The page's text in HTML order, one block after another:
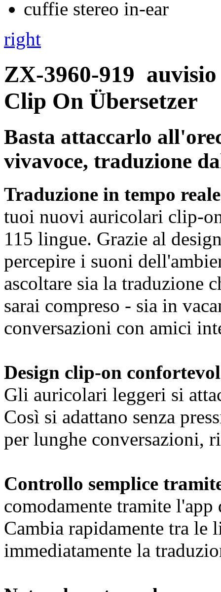
right
ZX-3960-919
Clip On Übersetzer
Basta attaccarlo
vivavoce, traduzione
Traduzione in tempo
tuoi nuovi auricolari clip-
115 lingue. Grazie al
percepire i suoni
ascoltare sia la traduzione
sarai compreso - sia in
conversazioni con amici
Design clip-on
Gli auricolari leggeri si
Così si adattano senza
per lunghe conversazioni,
Controllo semplice
comodamente tramite
Cambia rapidamente tra
immediatamente la